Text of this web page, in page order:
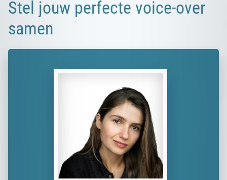
Stel jouw perfecte voice-over
samen